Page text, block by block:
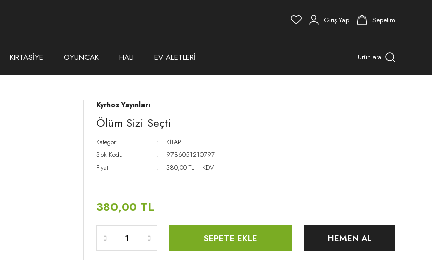
Giriş Yap Sepetim
KIRTASİYE OYUNCAK HALI EV ALETLERİ Ürün ara
Kyrhos Yayınları
Ölüm Sizi Seçti
Kategori
KİTAP
Stok Kodu
9786051210797
Fiyat
380,00 TL + KDV
380,00 TL
SEPETE EKLE HEMEN AL